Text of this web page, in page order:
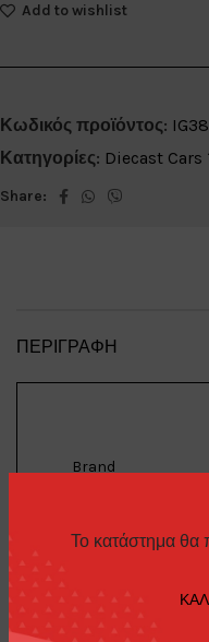
Το κατάστημα θα
Add to wishlist
Κωδικός προϊόντος:
Κατηγορίες: Diecast Cars
Share:
ΠΕΡΙΓΡΑΦΉ
Brand